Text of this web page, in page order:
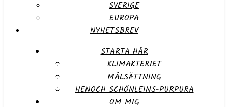
SVERIGE
EUROPA
NYHETSBREV
STARTA HÄR
KLIMAKTERIET
MÅLSÄTTNING
HENOCH SCHÖNLEINS-PURPURA
OM MIG